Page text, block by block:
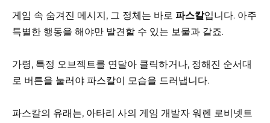
게임 속 숨겨진 메시지, 그 정체는 바로 파스칼입니다. 아주
특별한 행동을 해야만 발견할 수 있는 보물과 같죠.
가령, 특정 오브젝트를 연달아 클릭하거나, 정해진 순서대
로 버튼을 눌러야 파스칼이 모습을 드러냅니다.
파스칼의 유래는, 아타리 사의 게임 개발자 워렌 로비넷트